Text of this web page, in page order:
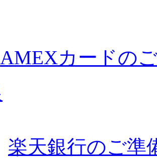
AMEXカードの
楽天銀行のご準